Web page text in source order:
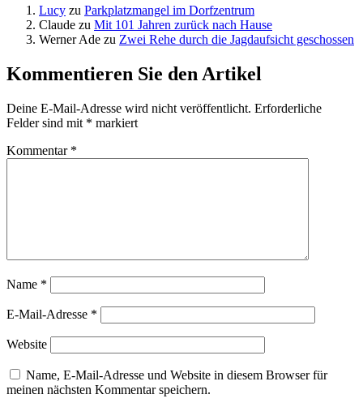
Lucy zu Parkplatzmangel im Dorfzentrum
Claude zu Mit 101 Jahren zurück nach Hause
Werner Ade zu Zwei Rehe durch die Jagdaufsicht geschossen
Kommentieren Sie den Artikel
Deine E-Mail-Adresse wird nicht veröffentlicht. Erforderliche
Felder sind mit * markiert
Kommentar *
Name *
E-Mail-Adresse *
Website
Name, E-Mail-Adresse und Website in diesem Browser für
meinen nächsten Kommentar speichern.